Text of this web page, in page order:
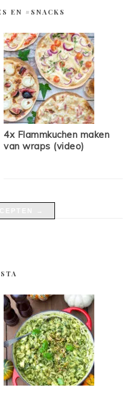
EN #SNACKS
4x Flammkuchen maken
van wraps (video)